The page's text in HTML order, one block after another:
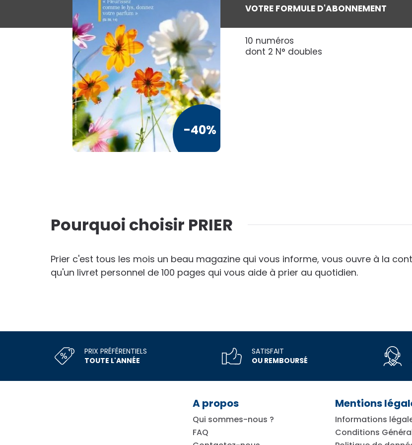
TV / Vie Pratique
Presse Professionnelle
Je l'éloigne des écrans
TOUS LES
MAGAZINES
-40%
VOTRE FORMULE D'ABONNEMENT
10 numéros
dont 2 N° doubles
Pourquoi choisir PRIER
Prier c'est tous les mois un beau magazine qui vous informe, vous ouvre à la
qu'un livret personnel de 100 pages qui vous aide à prier au quotidien.
PRIX PRÉFÉRENTIELS
TOUTE L'ANNÉE
SATISFAIT
OU REMBOURSÉ
A propos
Qui sommes-nous ?
FAQ
Mentions
Informations
Conditions